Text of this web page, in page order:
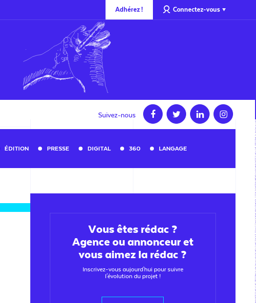
Connectez-vous
Adhérez !
Suivez-nous
ÉDITION PRESSE DIGITAL 360 LANGAGE
Vous êtes rédac ?
Agence ou annonceur et
vous aimez la rédac ?
Inscrivez-vous aujourd'hui pour suivre
l'évolution du projet !